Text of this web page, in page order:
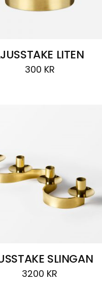
LITEN
300 KR
SLINGAN
3200 KR